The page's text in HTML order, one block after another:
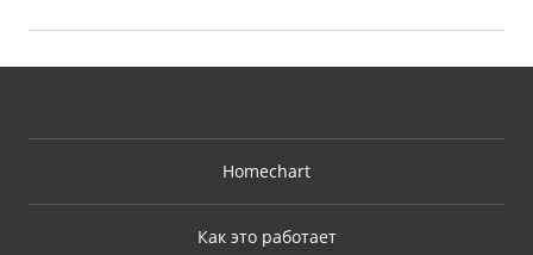
Homechart
Как это работает